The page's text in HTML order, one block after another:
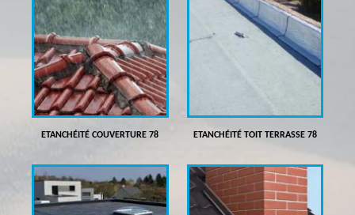
ETANCHÉITÉ COUVERTURE 78 ETANCHÉITÉ TOIT TERRASSE 78